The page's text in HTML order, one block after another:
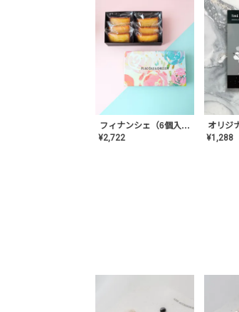
フィナンシェ（6個入り）
¥2,722 ¥1,288